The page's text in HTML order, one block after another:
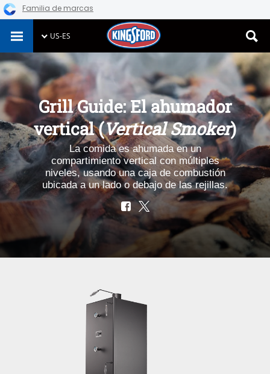
Familia de marcas
content
US-ES
Grill Guide: El ahumador
vertical (Vertical Smoker)
La comida es ahumada en un
compartimiento vertical con múltiples
niveles, usando una caja de combustión
ubicada a un lado o debajo de las rejillas.